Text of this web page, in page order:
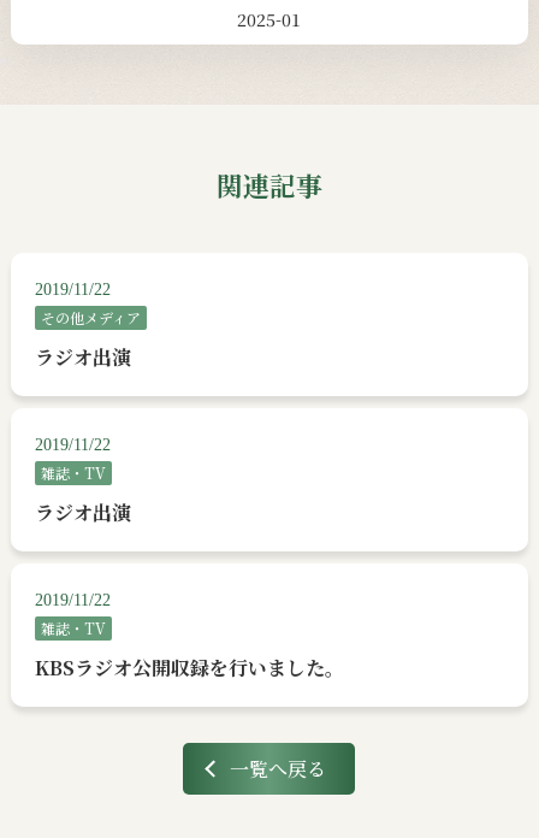
2025-01
関連記事
2019/11/22
その他メディア
ラジオ出演
2019/11/22
雑誌・TV
ラジオ出演
2019/11/22
雑誌・TV
KBSラジオ公開収録を行いました。
一覧へ戻る